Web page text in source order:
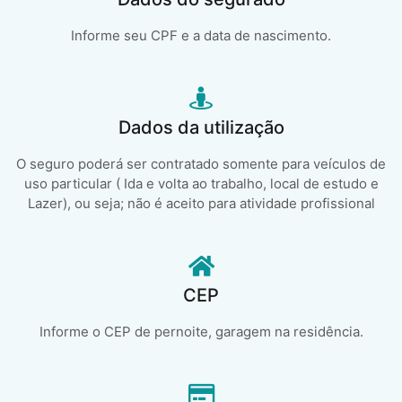
Informe seu CPF e a data de nascimento.
Dados da utilização
O seguro poderá ser contratado somente para veículos de
uso particular ( Ida e volta ao trabalho, local de estudo e
Lazer), ou seja; não é aceito para atividade profissional
CEP
Informe o CEP de pernoite, garagem na residência.